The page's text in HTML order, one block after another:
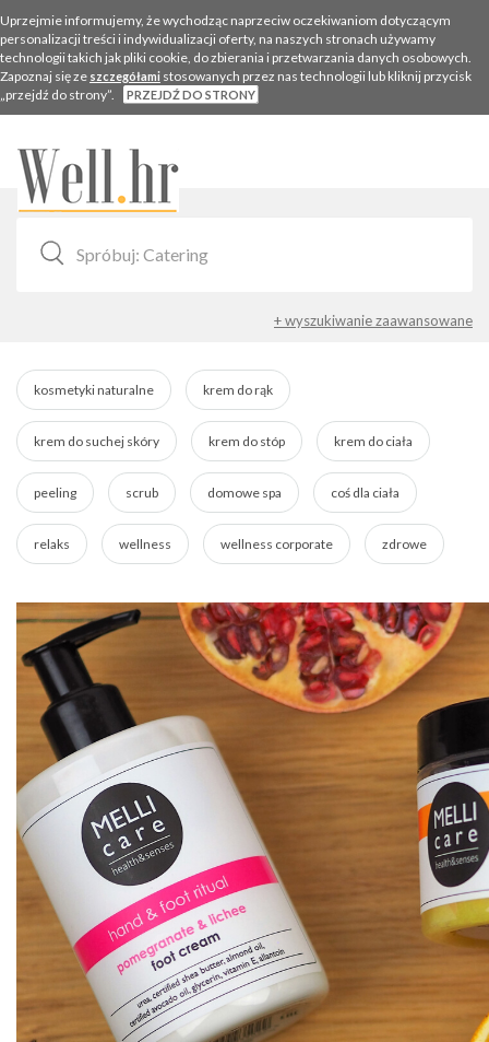
Uprzejmie informujemy, że wychodząc naprzeciw oczekiwaniom dotyczącym
personalizacji treści i indywidualizacji oferty, na naszych stronach używamy
technologii takich jak pliki cookie, do zbierania i przetwarzania danych osobowych.
Zapoznaj się ze szczegółami stosowanych przez nas technologii lub kliknij przycisk
„przejdź do strony”.
PRZEJDŹ DO STRONY
+ wyszukiwanie zaawansowane
kosmetyki naturalne krem do rąk
krem do suchej skóry krem do stóp krem do ciała
peeling scrub domowe spa coś dla ciała
relaks wellness wellness corporate zdrowe